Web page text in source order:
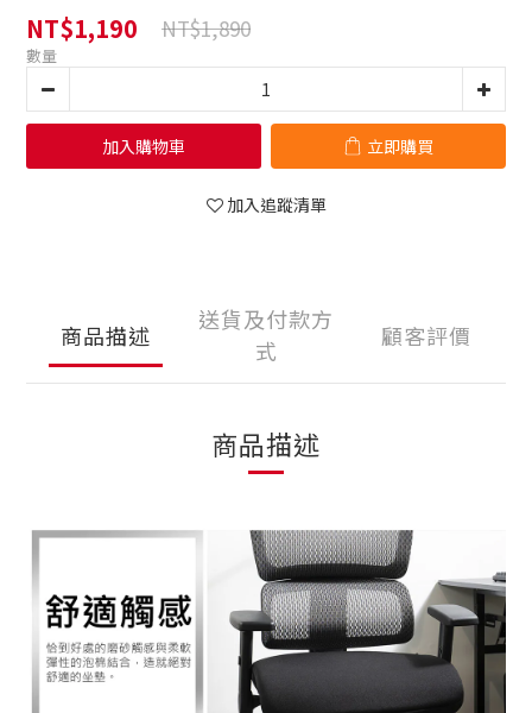
NT$1,190 NT$1,890
數量
加入購物車 立即購買
加入追蹤清單
商品描述
送貨及付款方
式
顧客評價
商品描述